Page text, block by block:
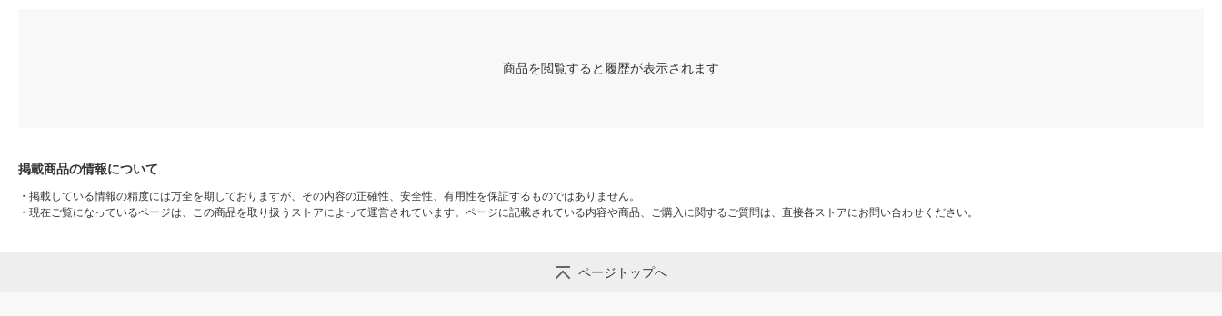
商品を閲覧すると履歴が表示されます
掲載商品の情報について
・ 掲載している情報の精度には万全を期しておりますが、その内容の正確性、安全性、有用性を保証するものではありません。
・ 現在ご覧になっているページは、この商品を取り扱うストアによって運営されています。ページに記載されている内容や商品、ご購入に関するご質問は、直接各ストアにお問い合わせください。
ページトップへ